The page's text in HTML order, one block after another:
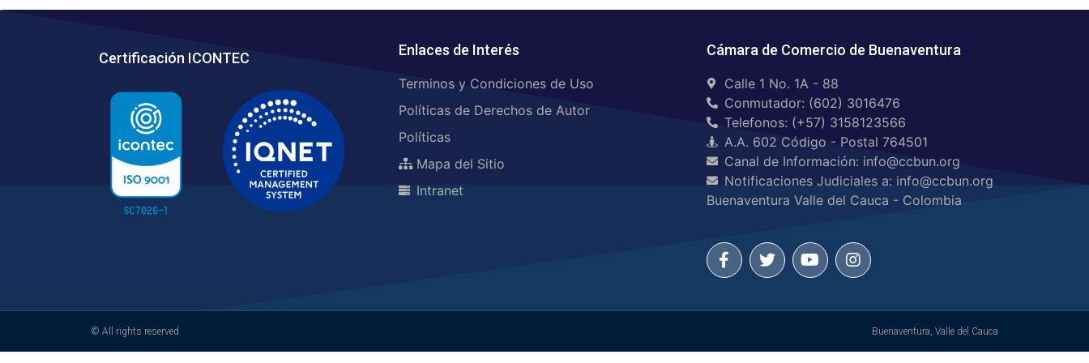
Certificación ICONTEC Enlaces de Interés
Terminos y Condiciones de Uso
Políticas de Derechos de Autor
Políticas
Mapa del Sitio
Intranet
Cámara de Comercio de Buenaventura
Calle 1 No. 1A - 88
Conmutador: (602) 3016476
Telefonos: (+57) 3158123566
A.A. 602 Código - Postal 764501
Canal de Información: info@ccbun.org
Notificaciones Judiciales a: info@ccbun.org
Buenaventura Valle del Cauca - Colombia
© All rights reserved Buenaventura, Valle del Cauca